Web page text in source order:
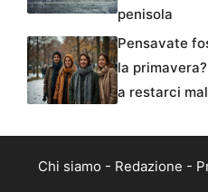
penisola
Pensavate
la
a restarci
Chi siamo - Redazione -